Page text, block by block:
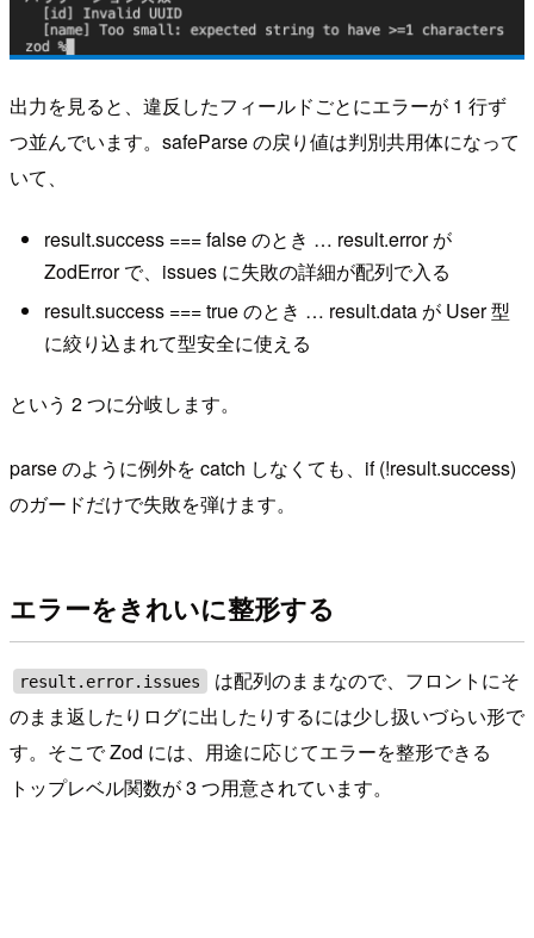
出力を見ると、違反したフィールドごとにエラーが 1 行ず
つ並んでいます。safeParse の戻り値は判別共用体になって
いて、
result.success === false のとき … result.error が
ZodError で、issues に失敗の詳細が配列で入る
result.success === true のとき … result.data が User 型
に絞り込まれて型安全に使える
という 2 つに分岐します。
parse のように例外を catch しなくても、if (!result.success)
のガードだけで失敗を弾けます。
エラーをきれいに整形する
result.error.issues
は配列のままなので、フロントにそ
のまま返したりログに出したりするには少し扱いづらい形で
す。そこで Zod には、用途に応じてエラーを整形できる
トップレベル関数が 3 つ用意されています。